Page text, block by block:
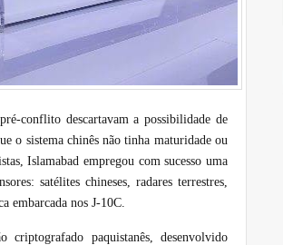
conflito descartavam a possibilidade de
o sistema chinês não tinha maturidade ou
Islamabad empregou com sucesso uma
satélites chineses, radares terrestres,
embarcada nos J-10C.
paquistanês, desenvolvido